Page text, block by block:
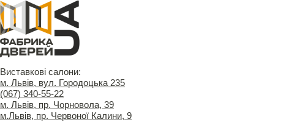
Виставкові салони:
м. Львів, вул. Городоцька 235
(067) 340-55-22
м. Львів, пр. Чорновола, 39
м.Львів, пр. Червоної Калини, 9